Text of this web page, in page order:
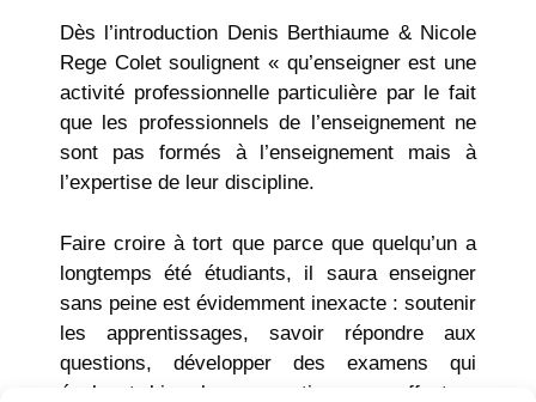
Dès l’introduction Denis Berthiaume & Nicole
Rege Colet soulignent « qu’enseigner est une
activité professionnelle particulière par le fait
que les professionnels de l’enseignement ne
sont pas formés à l’enseignement mais à
l’expertise de leur discipline.
Faire croire à tort que parce que quelqu’un a
longtemps été étudiants, il saura enseigner
sans peine est évidemment inexacte : soutenir
les apprentissages, savoir répondre aux
questions, développer des examens qui
évaluent bien les apprentissages, effectuer